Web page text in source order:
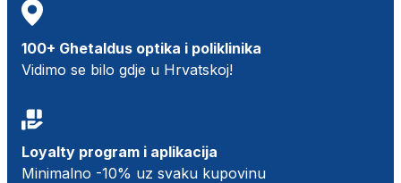
100+ Ghetaldus optika i poliklinika
Vidimo se bilo gdje u Hrvatskoj!
Loyalty program i aplikacija
Minimalno -10% uz svaku kupovinu